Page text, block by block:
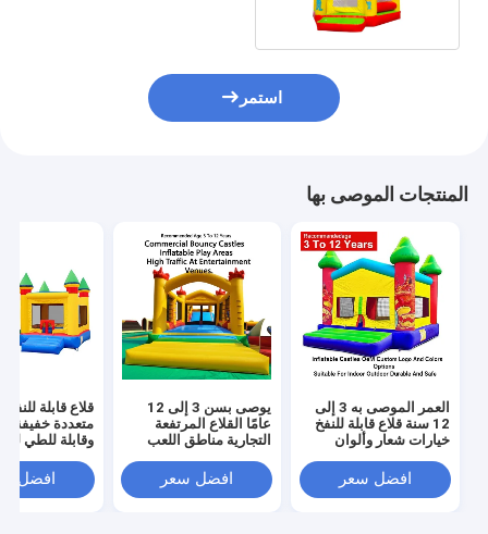
استمر
المنتجات الموصى بها
العمر الموصى به 3 إلى
12 سنة قلاع قابلة للنفخ
خيارات شعار وألوان
المصنعة الأصلية مناسبة
للاستخدام الداخلي
افضل سعر
يوصى بسن 3 إلى 12
عامًا القلاع المرتفعة
التجارية مناطق اللعب
لحركة المرور الكبيرة في
أماكن الترفيه
افضل سعر
قلاع قابلة للنفخ
متعددة خفيفة
وقابلة للطي
للمناسبات
افضل